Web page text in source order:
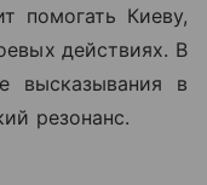
помогать Киеву,
действиях. В
высказывания в
резонанс.